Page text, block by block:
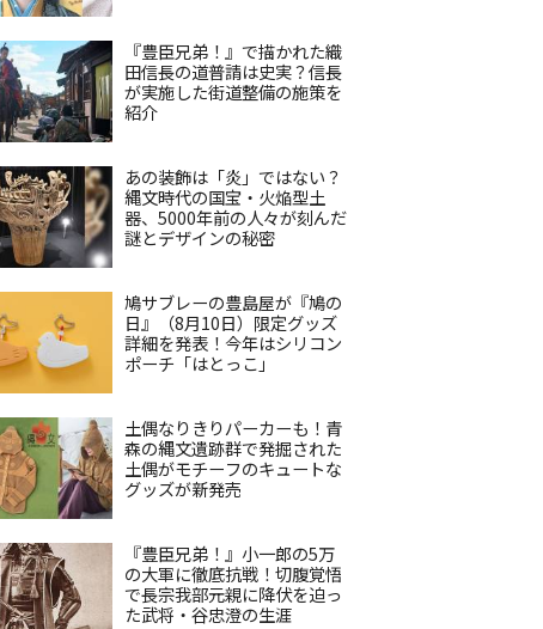
『豊臣兄弟！』で描かれた織
田信長の道普請は史実？信長
が実施した街道整備の施策を
紹介
あの装飾は「炎」ではない？
縄文時代の国宝・火焔型土
器、5000年前の人々が刻んだ
謎とデザインの秘密
鳩サブレーの豊島屋が『鳩の
日』（8月10日）限定グッズ
詳細を発表！今年はシリコン
ポーチ「はとっこ」
土偶なりきりパーカーも！青
森の縄文遺跡群で発掘された
土偶がモチーフのキュートな
グッズが新発売
『豊臣兄弟！』小一郎の5万
の大軍に徹底抗戦！切腹覚悟
で長宗我部元親に降伏を迫っ
た武将・谷忠澄の生涯